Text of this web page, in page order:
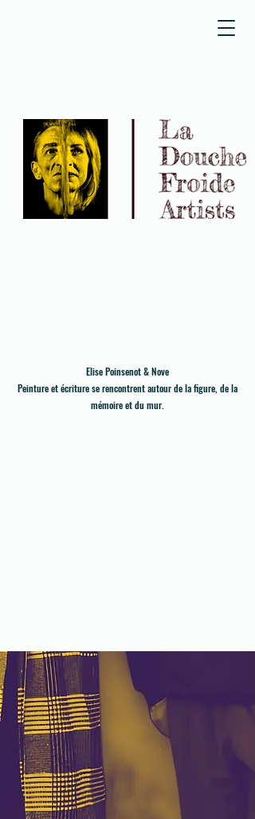
Elise Poinsenot & Nove
Peinture et écriture se rencontrent autour de la figure, de la
mémoire et du mur.